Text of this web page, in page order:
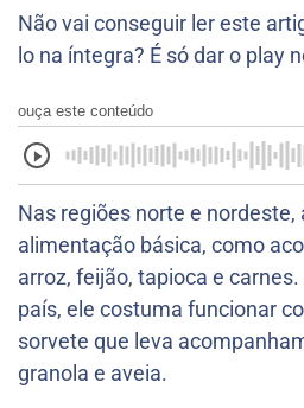
Não vai conseguir ler este
lo na íntegra? É só dar o play
ouça este conteúdo
Nas regiões norte e nordeste,
alimentação básica, como
arroz, feijão, tapioca e
país, ele costuma funcionar
sorvete que leva
granola e aveia.